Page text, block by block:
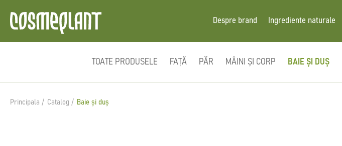
Despre brand Ingrediente naturale
TOATE PRODUSELE FAȚĂ PĂR MÂINI ȘI CORP BAIE ȘI DUȘ
Principala Catalog Baie și duș